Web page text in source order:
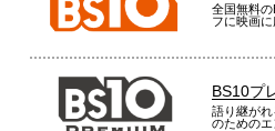
全国無料
フに映画
BS10プ
語り継が
のための